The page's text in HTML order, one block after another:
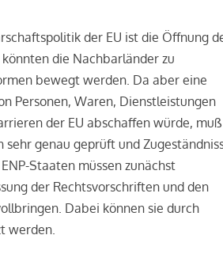
der EU ist die Öffnung
die Nachbarländer zu
bewegt werden. Da aber eine
Personen, Waren, Dienstleistungen
der EU abschaffen würde, muß
genau geprüft und
Staaten müssen zunächst
der Rechtsvorschriften und den
Dabei können sie durch
werden.